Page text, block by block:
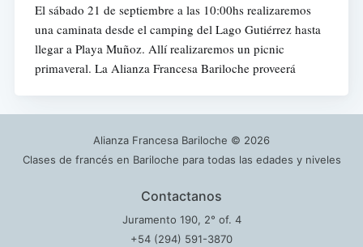
El sábado 21 de septiembre a las 10:00hs realizaremos
una caminata desde el camping del Lago Gutiérrez hasta
llegar a Playa Muñoz. Allí realizaremos un picnic
primaveral. La Alianza Francesa Bariloche proveerá
Alianza Francesa Bariloche © 2026
Clases de francés en Bariloche para todas las edades y niveles
Contactanos
Juramento 190, 2° of. 4
+54 (294) 591-3870